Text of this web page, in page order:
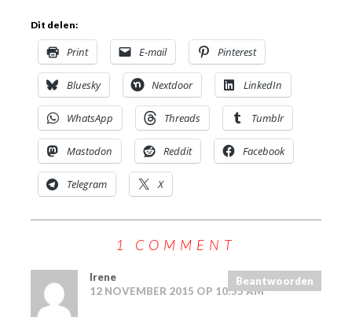
Dit delen:
Print E-mail Pinterest
Bluesky Nextdoor LinkedIn
WhatsApp Threads Tumblr
Mastodon Reddit Facebook
Telegram X
1 COMMENT
Irene
12 NOVEMBER 2015 OP 10:55 AM
Beantwoorden